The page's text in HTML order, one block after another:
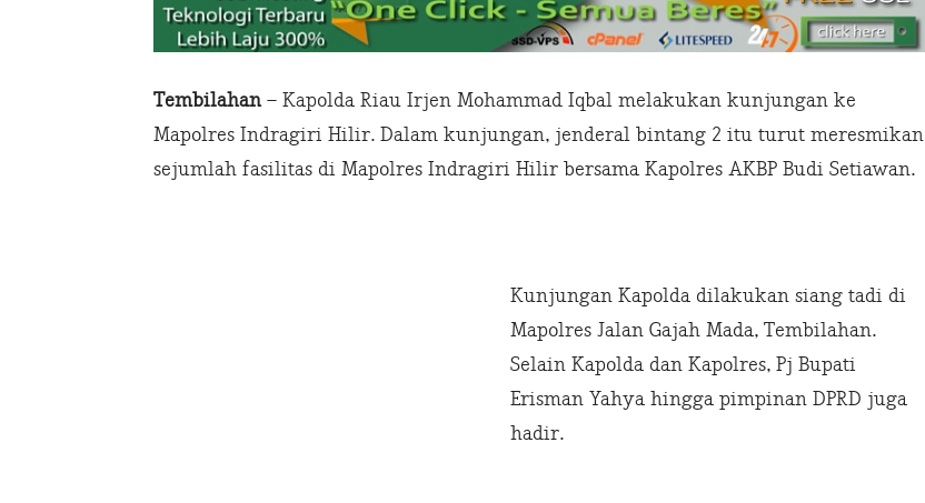
Tembilahan– Kapolda Riau Irjen Mohammad Iqbal melakukan kunjungan ke
Mapolres Indragiri Hilir. Dalam kunjungan, jenderal bintang 2 itu turut meresmikan
sejumlah fasilitas di Mapolres Indragiri Hilir bersama Kapolres AKBP Budi Setiawan.
Kunjungan Kapolda dilakukan siang tadi di
Mapolres Jalan Gajah Mada, Tembilahan.
Selain Kapolda dan Kapolres, Pj Bupati
Erisman Yahya hingga pimpinan DPRD juga
hadir.